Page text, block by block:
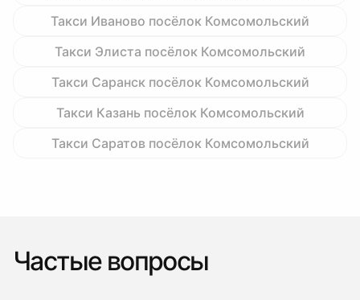
Такси Иваново посёлок Комсомольский
Такси Элиста посёлок Комсомольский
Такси Саранск посёлок Комсомольский
Такси Казань посёлок Комсомольский
Такси Саратов посёлок Комсомольский
Частые вопросы